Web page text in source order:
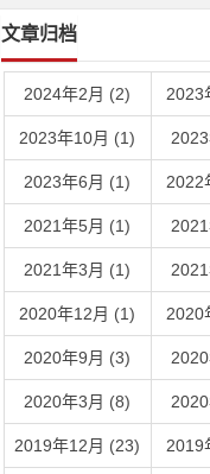
文章归档
2024年2月 (2) 2023
2023年10月 (1)
2023年6月 (1) 2022
2021年5月 (1)
2021年3月 (1)
2020年12月 (1) 2020
2020年9月 (3)
2020年3月 (8)
2019年12月 (23) 2019